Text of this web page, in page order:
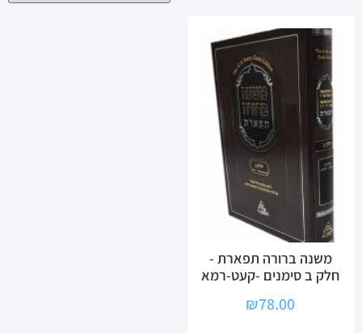
משנה ברורה תפארת -
חלק ב סימנים -קעט-רמא
₪78.00